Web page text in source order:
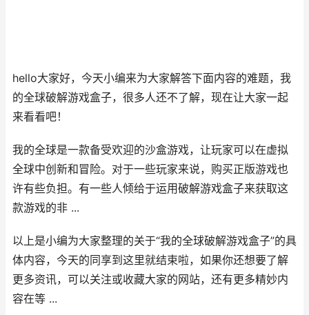
hello大家好，今天小编来为大家解答下面内容的难题，我
的全球破解游戏盒子，很多人还不了解，现在让大家一起
来看看吧！
我的全球是一款备受欢迎的沙盒游戏，让玩家可以在虚拟
全球中创新和冒险。对于一些玩家来说，购买正版游戏也
许有些负担。有一些人倾给于运用破解游戏盒子来获取这
款游戏的非 ...
以上是小编为大家整理的关于“我的全球破解游戏盒子”的具
体内容，今天的同享到这里就结束啦，如果你还想要了解
更多资讯，可以关注或收藏大家的网站，还有更多精妙内
容在等 ...